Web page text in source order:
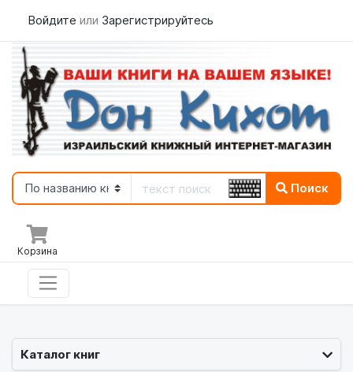
Войдите или Зарегистрируйтесь
Поиск
Корзина
Каталог книг